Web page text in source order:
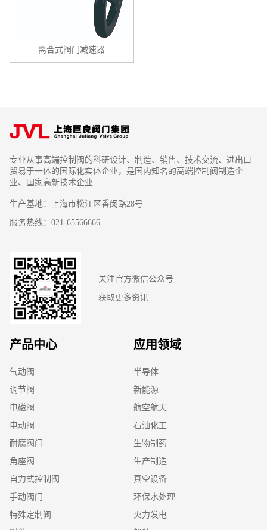
离合式阀门减速器
专业从事高端控制阀的科研设计、制造、销售、技术交流、进出口
贸易于一体的国际化实体企业，是国内知名的高端控制阀制造企
业、国家高新技术企业...
生产基地：上海市松江区香闵路28号
服务热线：021-65566666
关注官方微信公众号
获取更多资讯
产品中心
气动阀
调节阀
电磁阀
电动阀
耐腐阀门
角座阀
自力式控制阀
手动阀门
特殊定制阀
应用领域
半导体
新能源
航空航天
石油化工
生物制药
生产制造
真空设备
环保水处理
火力发电